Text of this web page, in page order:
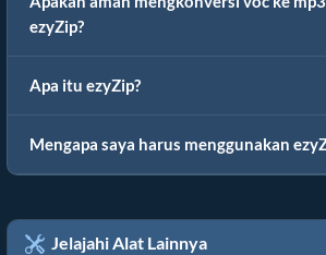
ezyZip?
Apa itu ezyZip?
Mengapa saya harus menggunakan
Jelajahi Alat Lainnya